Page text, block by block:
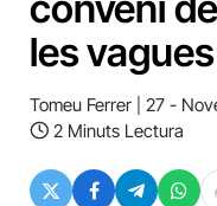
les
Tomeu Ferrer
27 -
2 Minuts Lectura